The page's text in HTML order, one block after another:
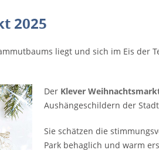
2025
liegt und sich im Eis der
Der Klever
Aushängeschildern der
Sie schätzen die
Park behaglich und warm